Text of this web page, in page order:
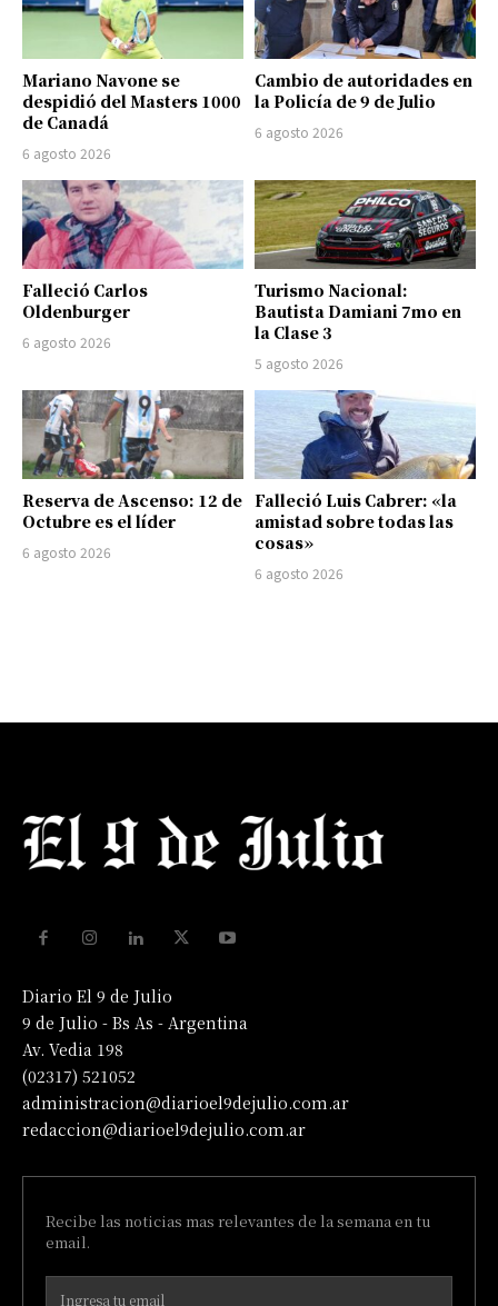
Mariano Navone se
despidió del Masters 1000
de Canadá
6 agosto 2026
Cambio de autoridades en
la Policía de 9 de Julio
6 agosto 2026
Falleció Carlos
Oldenburger
6 agosto 2026
Turismo Nacional:
Bautista Damiani 7mo en
la Clase 3
5 agosto 2026
Reserva de Ascenso: 12 de
Octubre es el líder
6 agosto 2026
Falleció Luis Cabrer: «la
amistad sobre todas las
cosas»
6 agosto 2026
Diario El 9 de Julio
9 de Julio - Bs As - Argentina
Av. Vedia 198
(02317) 521052
administracion@diarioel9dejulio.com.ar
redaccion@diarioel9dejulio.com.ar
Recibe las noticias mas relevantes de la semana en tu
email.